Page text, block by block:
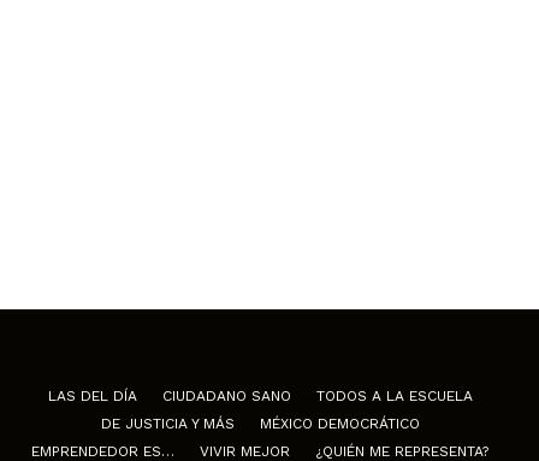
LAS DEL DÍA CIUDADANO SANO
TODOS A LA ESCUELA
DE JUSTICIA Y MÁS
MÉXICO DEMOCRÁTICO
EMPRENDEDOR ES…
VIVIR MEJOR ¿QUIÉN ME REPRESENTA?